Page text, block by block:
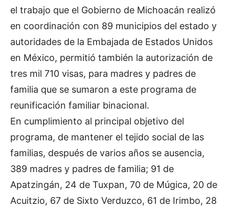
el trabajo que el Gobierno de Michoacán realizó
en coordinación con 89 municipios del estado y
autoridades de la Embajada de Estados Unidos
en México, permitió también la autorización de
tres mil 710 visas, para madres y padres de
familia que se sumaron a este programa de
reunificación familiar binacional.
En cumplimiento al principal objetivo del
programa, de mantener el tejido social de las
familias, después de varios años se ausencia,
389 madres y padres de familia; 91 de
Apatzingán, 24 de Tuxpan, 70 de Múgica, 20 de
Acuitzio, 67 de Sixto Verduzco, 61 de Irimbo, 28